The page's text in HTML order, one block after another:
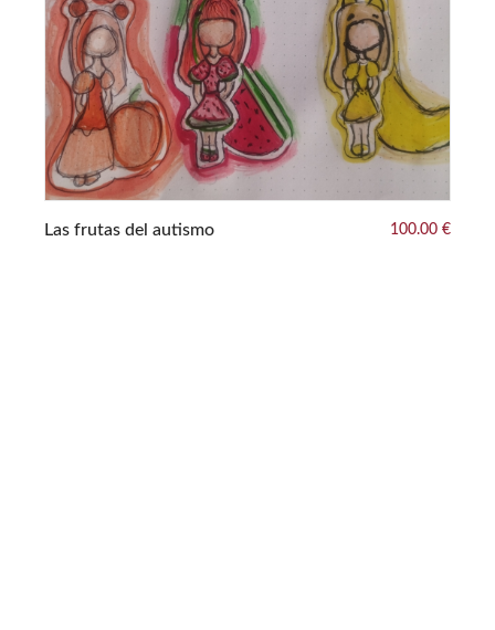
Las frutas del autismo 100.00 €